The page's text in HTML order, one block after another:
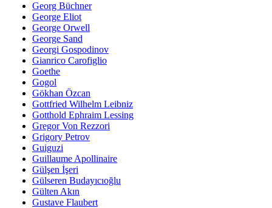
Georg Büchner
George Eliot
George Orwell
George Sand
Georgi Gospodinov
Gianrico Carofiglio
Goethe
Gogol
Gökhan Özcan
Gottfried Wilhelm Leibniz
Gotthold Ephraim Lessing
Gregor Von Rezzori
Grigory Petrov
Guiguzi
Guillaume Apollinaire
Gülşen İşeri
Gülseren Budayıcıoğlu
Gülten Akın
Gustave Flaubert